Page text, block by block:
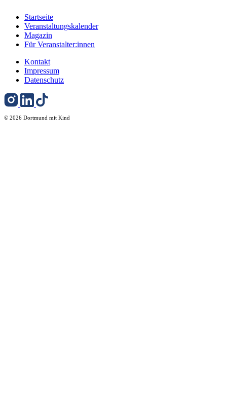
Startseite
Veranstaltungskalender
Magazin
Für Veranstalter:innen
Kontakt
Impressum
Datenschutz
© 2026 Dortmund mit Kind